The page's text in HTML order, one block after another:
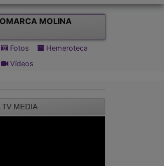
MOLINA
Fotos
Hemeroteca
Vídeos
TV MEDIA